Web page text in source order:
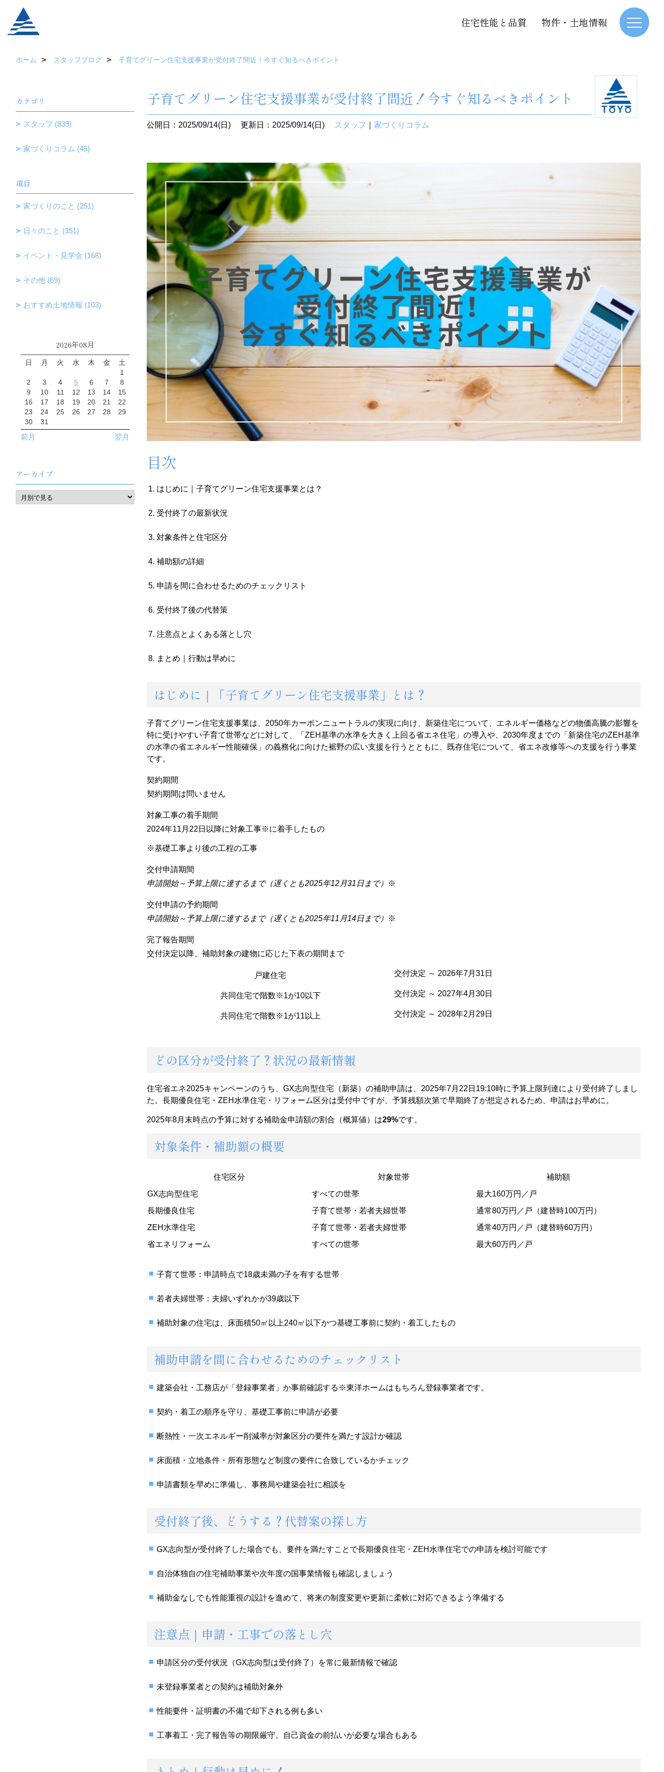
住宅性能と品質 物件・土地情報
ホーム スタッフブログ 子育てグリーン住宅支援事業が受付終了間近！今すぐ知るべきポイント
子育てグリーン住宅支援事業が受付終了間近！今すぐ知るべきポイント
公開日：2025/09/14(日) 更新日：2025/09/14(日) スタッフ 家づくりコラム
目次
はじめに｜子育てグリーン住宅支援事業とは？
受付終了の最新状況
対象条件と住宅区分
補助額の詳細
申請を間に合わせるためのチェックリスト
受付終了後の代替策
注意点とよくある落とし穴
まとめ｜行動は早めに
はじめに｜「子育てグリーン住宅支援事業」とは？
子育てグリーン住宅支援事業は、2050年カーボンニュートラルの実現に向け、新築住宅について、エネルギー価格などの物価高騰の影響を
特に受けやすい子育て世帯などに対して、 「ZEH基準の水準を大きく上回る省エネ住宅」の導入や、2030年度までの 「新築住宅のZEH基準
の水準の省エネルギー性能確保」の義務化に向けた裾野の広い支援を行う とともに、既存住宅について、 省エネ改修等への支援を行う 事業
です。
契約期間
契約期間は問いません
対象工事の着手期間
2024年11月22日以降に対象工事※に着手したもの
※基礎工事より後の工程の工事
交付申請期間
申請開始～ 予算上限に達するまで（遅くとも2025年12月31日まで） ※
交付申請の予約期間
申請開始～ 予算上限に達するまで（遅くとも2025年11月14日まで） ※
完了報告期間
交付決定以降、補助対象の建物に応じた下表の期間まで
戸建住宅 交付決定 ～ 2026年7月31日
共同住宅で階数※1が10以下 交付決定 ～ 2027年4月30日
共同住宅で階数※1が11以上 交付決定 ～ 2028年2月29日
どの区分が受付終了？状況の最新情報
住宅省エネ2025キャンペーンのうち、GX志向型住宅（新築）の補助申請は、2025年7月22日19:10時に予算上限到達により受付終了しまし
た。長期優良住宅・ZEH水準住宅・リフォーム区分は受付中ですが、予算残額次第で早期終了が想定されるため、申請はお早めに。
2025年8月末時点の予算に対する補助金申請額の割合 （概算値）は29%です。
対象条件・補助額の概要
住宅区分 対象世帯
補助額
GX志向型住宅
すべての世帯
最大160万円／戸
長期優良住宅
子育て世帯・若者夫婦世帯
通常80万円／戸（建替時100万円）
ZEH水準住宅
子育て世帯・若者夫婦世帯
通常40万円／戸（建替時60万円）
省エネリフォーム
すべての世帯 最大60万円／戸
子育て世帯：申請時点で18歳未満の子を有する世帯
若者夫婦世帯：夫婦いずれかが39歳以下
補助対象の住宅は、床面積50㎡以上240㎡以下かつ基礎工事前に契約・着工したもの
補助申請を間に合わせるためのチェックリスト
建築会社・工務店が「登録事業者」か事前確認する※東洋ホームはもちろん登録事業者です。
契約・着工の順序を守り、基礎工事前に申請が必要
断熱性・一次エネルギー削減率が対象区分の要件を満たす設計か確認
床面積・立地条件・所有形態など制度の要件に合致しているかチェック
申請書類を早めに準備し、事務局や建築会社に相談を
受付終了後、どうする？代替案の探し方
GX志向型が受付終了した場合でも、要件を満たすことで長期優良住宅・ZEH水準住宅での申請を検討可能です
自治体独自の住宅補助事業や次年度の国事業情報も確認しましょう
補助金なしでも性能重視の設計を進めて、将来の制度変更や更新に柔軟に対応できるよう準備する
注意点｜申請・工事での落とし穴
申請区分の受付状況（GX志向型は受付終了）を常に最新情報で確認
未登録事業者との契約は補助対象外
性能要件・証明書の不備で却下される例も多い
工事着工・完了報告等の期限厳守。自己資金の前払いが必要な場合もある
カテゴリ
スタッフ (839)
家づくりコラム (45)
項目
家づくりのこと (251)
日々のこと (351)
イベント・見学会 (168)
その他 (69)
おすすめ土地情報 (103)
2026年08月
日 月 火 水 木 金
土
1
2
3 4 5 6 7
8
9
10 11 12 13 14
15
16
17 18 19 20 21
22
23
24 25 26 27 28
29
30
31
前月 翌月
アーカイブ